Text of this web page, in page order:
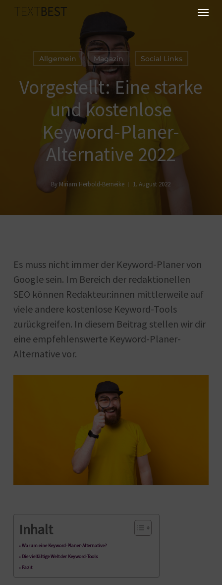
Skip
Menu
Allgemein Magazin Social Links
Vorgestellt: Eine starke
und kostenlose
Keyword-Planer-
Alternative 2022
By Miriam Herbold-Berneike 1. August 2022
Es muss nicht immer der Keyword-Planer von
Google sein. Im Bereich der redaktionellen
SEO können Redakteur:innen mittlerweile auf
viele andere kostenlose Keyword-Tools
zurückgreifen. In diesem Beitrag stellen wir dir
eine empfehlenswerte Keyword-Planer-
Alternative vor.
Inhalt
Warum eine Keyword-Planer-Alternative?
Die vielfältige Welt der Keyword-Tools
Fazit